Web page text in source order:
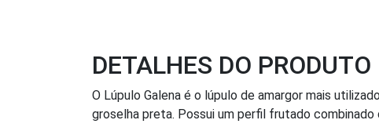
DETALHES DO PRODUTO
O Lúpulo Galena é o lúpulo de amargor mais
groselha preta. Possui um perfil frutado